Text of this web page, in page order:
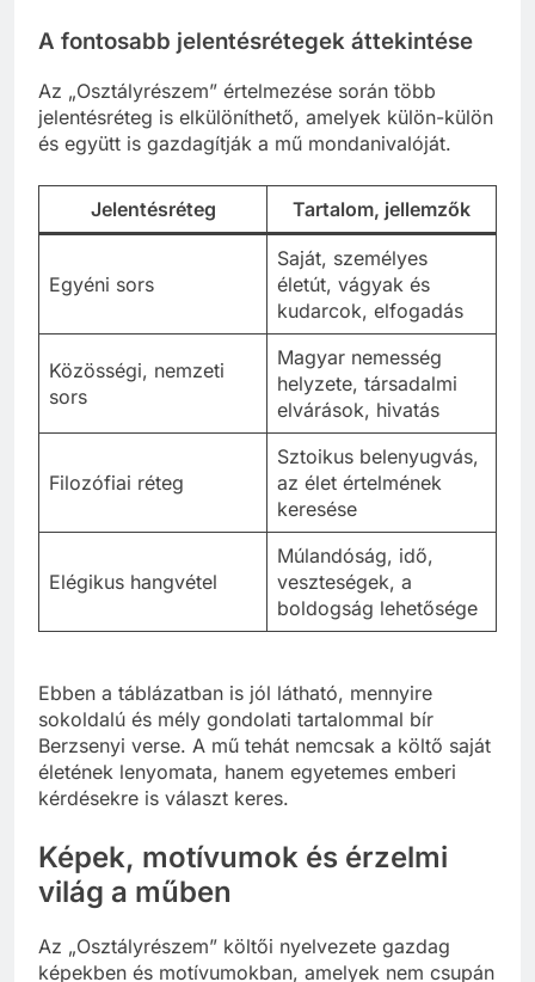
A fontosabb jelentésrétegek áttekintése
Az „Osztályrészem” értelmezése során több
jelentésréteg is elkülöníthető, amelyek külön-külön
és együtt is gazdagítják a mű mondanivalóját.
Jelentésréteg Tartalom, jellemzők
Egyéni sors
Saját, személyes
életút, vágyak és
kudarcok, elfogadás
Közösségi, nemzeti
sors
Magyar nemesség
helyzete, társadalmi
elvárások, hivatás
Filozófiai réteg
Sztoikus belenyugvás,
az élet értelmének
keresése
Elégikus hangvétel
Múlandóság, idő,
veszteségek, a
boldogság lehetősége
Ebben a táblázatban is jól látható, mennyire
sokoldalú és mély gondolati tartalommal bír
Berzsenyi verse. A mű tehát nemcsak a költő saját
életének lenyomata, hanem egyetemes emberi
kérdésekre is választ keres.
Képek, motívumok és érzelmi
világ a műben
Az „Osztályrészem” költői nyelvezete gazdag
képekben és motívumokban, amelyek nem csupán